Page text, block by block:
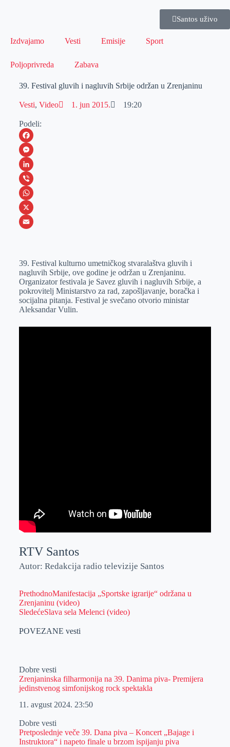
Santos uživo
Izdvajamo Vesti Emisije Sport
Poljoprivreda Zabava
39. Festival gluvih i nagluvih Srbije održan u Zrenjaninu
Vesti, Video 1. jun 2015. 19:20
Podeli:
F
a
c
e
b
o
M
e
s
s
e
e
r
L
i
n
k
I
n
V
i
b
W
h
s
A
p
p
X
a
i
l
39. Festival kulturno umetničkog stvaralaštva gluvih i
nagluvih Srbije, ove godine je održan u Zrenjaninu.
Organizator festivala je Savez gluvih i nagluvih Srbije, a
pokrovitelj Ministarstvo za rad, zapošljavanje, boračka i
socijalna pitanja. Festival je svečano otvorio ministar
Aleksandar Vulin.
RTV Santos
Autor: Redakcija radio televizije Santos
PrethodnoManifestacija „Sportske igrarije“ održana u
Zrenjaninu (video)
SledećeSlava sela Melenci (video)
POVEZANE vesti
Dobre vesti
Zrenjaninska filharmonija na 39. Danima piva- Premijera
jedinstvenog simfonijskog rock spektakla
11. avgust 2024. 23:50
Dobre vesti
Pretposlednje veče 39. Dana piva – Koncert „Bajage i
Instruktora“ i napeto finale u brzom ispijanju piva